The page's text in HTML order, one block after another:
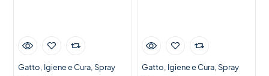
Gatto Igiene e Cura Spray
Gatto Igiene e Cura Spray